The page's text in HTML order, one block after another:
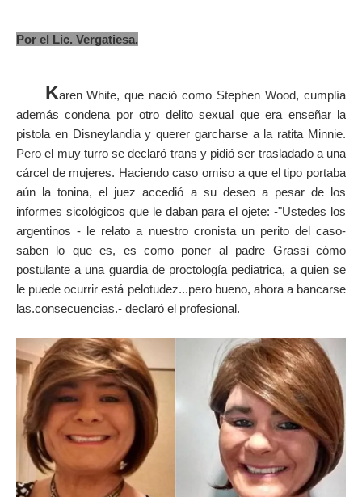
Por el Lic. Vergatiesa.
Karen White, que nació como Stephen Wood, cumplía
además condena por otro delito sexual que era enseñar la
pistola en Disneylandia y querer garcharse a la ratita Minnie.
Pero el muy turro se declaró trans y pidió ser trasladado a una
cárcel de mujeres. Haciendo caso omiso a que el tipo portaba
aún la tonina, el juez accedió a su deseo a pesar de los
informes sicológicos que le daban para el ojete: -"Ustedes los
argentinos - le relato a nuestro cronista un perito del caso-
saben lo que es, es como poner al padre Grassi cómo
postulante a una guardia de proctología pediatrica, a quien se
le puede ocurrir está pelotudez...pero bueno, ahora a bancarse
las.consecuencias.- declaró el profesional.